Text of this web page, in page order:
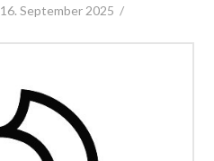
16. September 2025